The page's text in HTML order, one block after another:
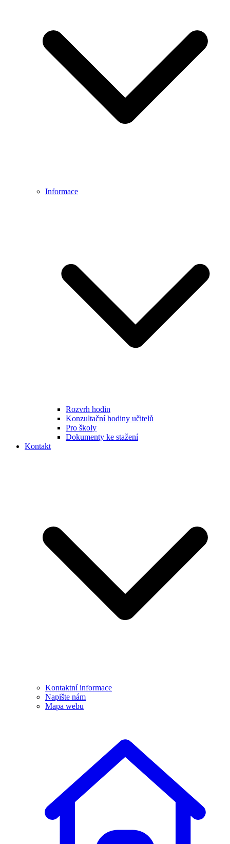
Informace
Rozvrh hodin
Konzultační hodiny učitelů
Pro školy
Dokumenty ke stažení
Kontakt
Kontaktní informace
Napište nám
Mapa webu